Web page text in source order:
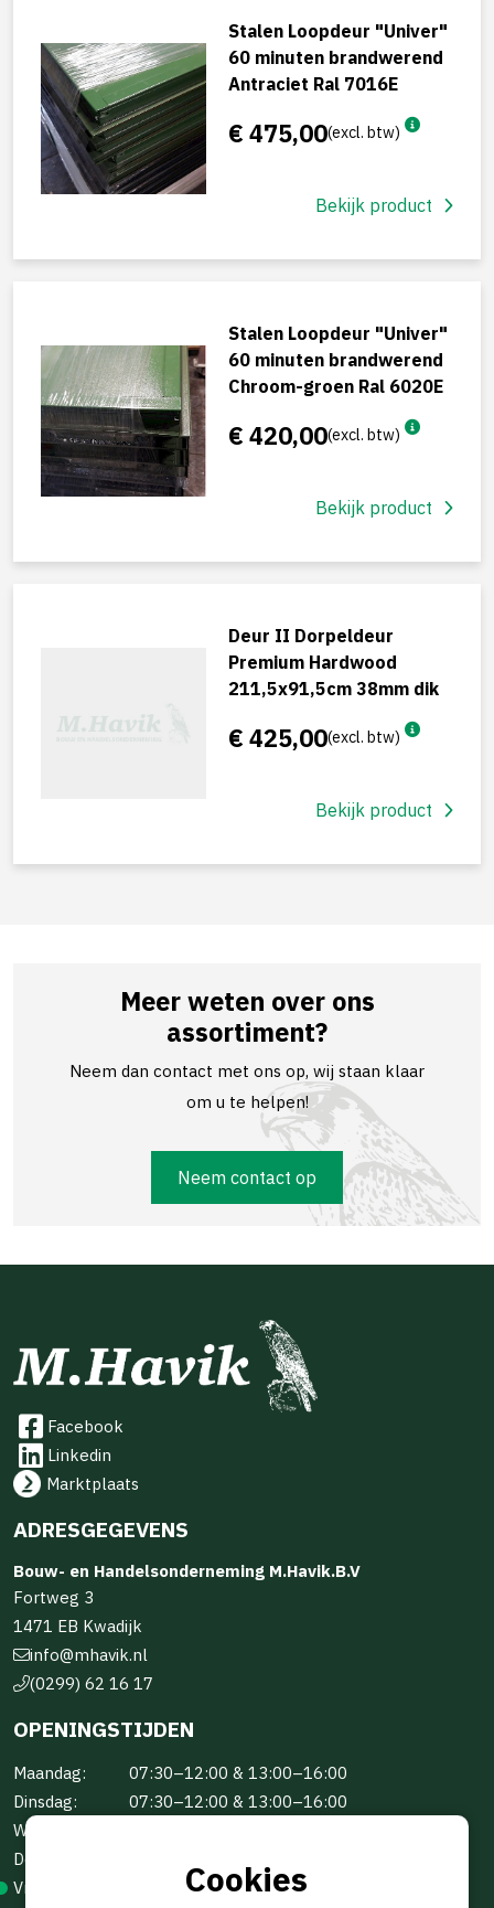
Stalen Loopdeur "Univer"
60 minuten brandwerend
Antraciet Ral 7016E
€ 475,00(excl. btw)
Bekijk product
Stalen Loopdeur "Univer"
60 minuten brandwerend
Chroom-groen Ral 6020E
€ 420,00(excl. btw)
Bekijk product
Deur II Dorpeldeur
Premium Hardwood
211,5x91,5cm 38mm dik
€ 425,00(excl. btw)
Bekijk product
Meer weten over ons
assortiment?
Neem dan contact met ons op, wij staan klaar
om u te helpen!
Neem contact op
Facebook
Linkedin
Marktplaats
ADRESGEGEVENS
Bouw- en Handelsonderneming M.Havik.B.V
Fortweg 3
1471 EB Kwadijk
info@mhavik.nl
(0299) 62 16 17
OPENINGSTIJDEN
Maandag:
07:30–12:00 & 13:00–16:00
Dinsdag:
07:30–12:00 & 13:00–16:00
Woensdag:
Donderdag:
Vrijdag:
07:30–12:00 & 13:00–16:00
Cookies